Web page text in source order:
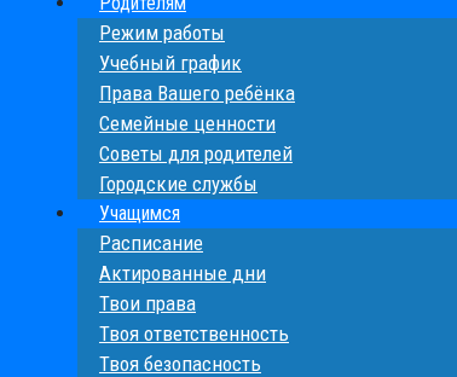
Режим работы
Учебный график
Права Вашего ребёнка
Семейные ценности
Cоветы для родителей
Городские службы
Учащимся
Расписание
Актированные дни
Твои права
Твоя ответственность
Твоя безопасность